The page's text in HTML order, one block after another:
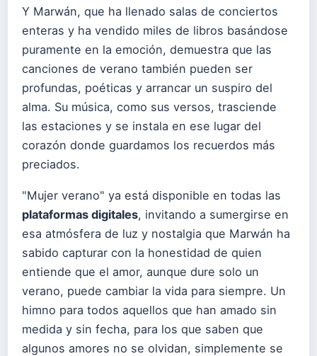
Y Marwán, que ha llenado salas de conciertos
enteras y ha vendido miles de libros basándose
puramente en la emoción, demuestra que las
canciones de verano también pueden ser
profundas, poéticas y arrancar un suspiro del
alma. Su música, como sus versos, trasciende
las estaciones y se instala en ese lugar del
corazón donde guardamos los recuerdos más
preciados.
"Mujer verano" ya está disponible en todas las
plataformas digitales, invitando a sumergirse en
esa atmósfera de luz y nostalgia que Marwán ha
sabido capturar con la honestidad de quien
entiende que el amor, aunque dure solo un
verano, puede cambiar la vida para siempre. Un
himno para todos aquellos que han amado sin
medida y sin fecha, para los que saben que
algunos amores no se olvidan, simplemente se